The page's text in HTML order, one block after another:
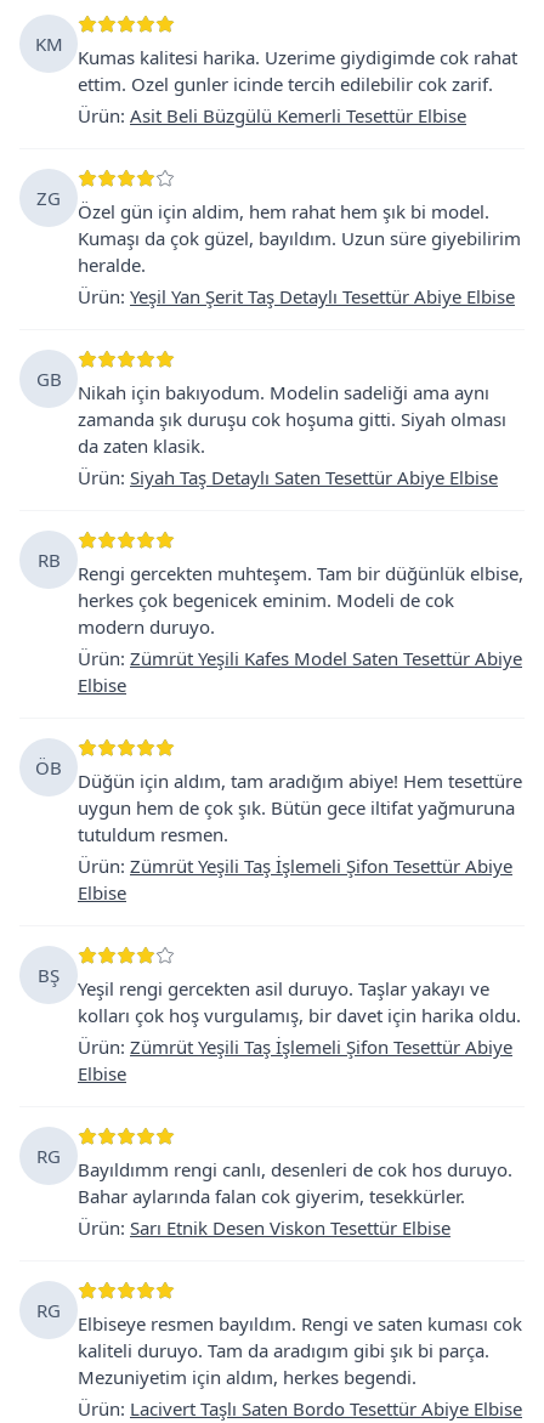
KM
Kumas kalitesi harika. Uzerime giydigimde cok rahat
ettim. Ozel gunler icinde tercih edilebilir cok zarif.
Ürün: Asit Beli Büzgülü Kemerli Tesettür Elbise
ZG
Özel gün için aldim, hem rahat hem şık bi model.
Kumaşı da çok güzel, bayıldım. Uzun süre giyebilirim
heralde.
Ürün: Yeşil Yan Şerit Taş Detaylı Tesettür Abiye Elbise
GB
Nikah için bakıyodum. Modelin sadeliği ama aynı
zamanda şık duruşu cok hoşuma gitti. Siyah olması
da zaten klasik.
Ürün: Siyah Taş Detaylı Saten Tesettür Abiye Elbise
RB
Rengi gercekten muhteşem. Tam bir düğünlük elbise,
herkes çok begenicek eminim. Modeli de cok
modern duruyo.
Ürün: Zümrüt Yeşili Kafes Model Saten Tesettür Abiye
Elbise
ÖB
Düğün için aldım, tam aradığım abiye! Hem tesettüre
uygun hem de çok şık. Bütün gece iltifat yağmuruna
tutuldum resmen.
Ürün: Zümrüt Yeşili Taş İşlemeli Şifon Tesettür Abiye
Elbise
BŞ
Yeşil rengi gercekten asil duruyo. Taşlar yakayı ve
kolları çok hoş vurgulamış, bir davet için harika oldu.
Ürün: Zümrüt Yeşili Taş İşlemeli Şifon Tesettür Abiye
Elbise
RG
Bayıldımm rengi canlı, desenleri de cok hos duruyo.
Bahar aylarında falan cok giyerim, tesekkürler.
Ürün: Sarı Etnik Desen Viskon Tesettür Elbise
RG
Elbiseye resmen bayıldım. Rengi ve saten kuması cok
kaliteli duruyo. Tam da aradıgım gibi şık bi parça.
Mezuniyetim için aldım, herkes begendi.
Ürün: Lacivert Taşlı Saten Bordo Tesettür Abiye Elbise